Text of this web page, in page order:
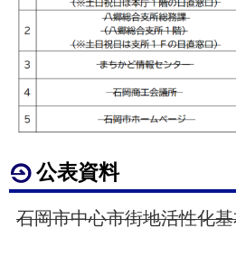
公表資料
石岡市中心市街地活性化